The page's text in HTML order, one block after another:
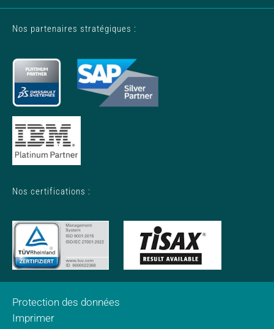
Nos partenaires stratégiques :
Nos certifications :
Protection des données
Imprimer